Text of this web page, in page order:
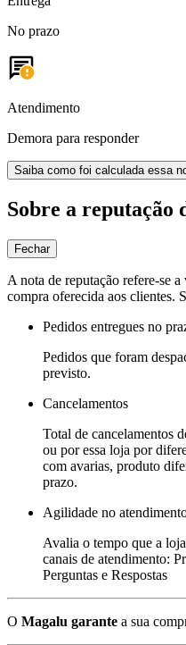
No prazo
Atendimento
Demora para responder
Saiba como foi calculada essa
Sobre a reputação
Fechar
A nota de reputação refere-se
compra oferecida aos clientes.
Pedidos entregues no
Pedidos que foram
previsto.
Cancelamentos
Total de cancelamentos
ou por essa loja por
com avarias, produto
prazo.
Agilidade no
Avalia o tempo que a
canais de atendimento:
Perguntas e Respostas
O Magalu garante a sua